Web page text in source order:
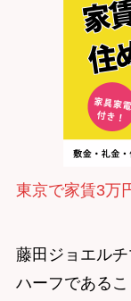
東京で家賃3万
藤田ジョエル
ハーフである